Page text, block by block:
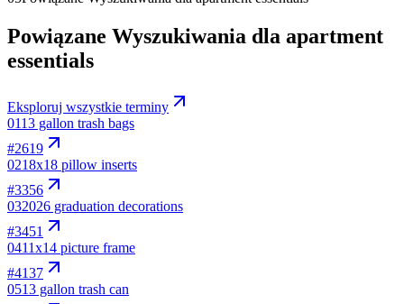
Powiązane Wyszukiwania dla apartment
essentials
Eksploruj wszystkie terminy
0113 gallon trash bags
#2619
0218x18 pillow inserts
#3356
032026 graduation decorations
#3451
0411x14 picture frame
#4137
0513 gallon trash can